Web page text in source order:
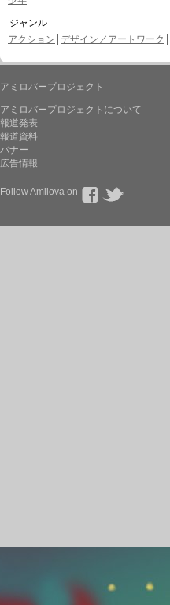
ジャンル
アクション デザイン／アートワーク
アミロバープロジェクト
アミロバープロジェクトについて
報道発表
報道資料
バナー
広告情報
Follow Amilova on